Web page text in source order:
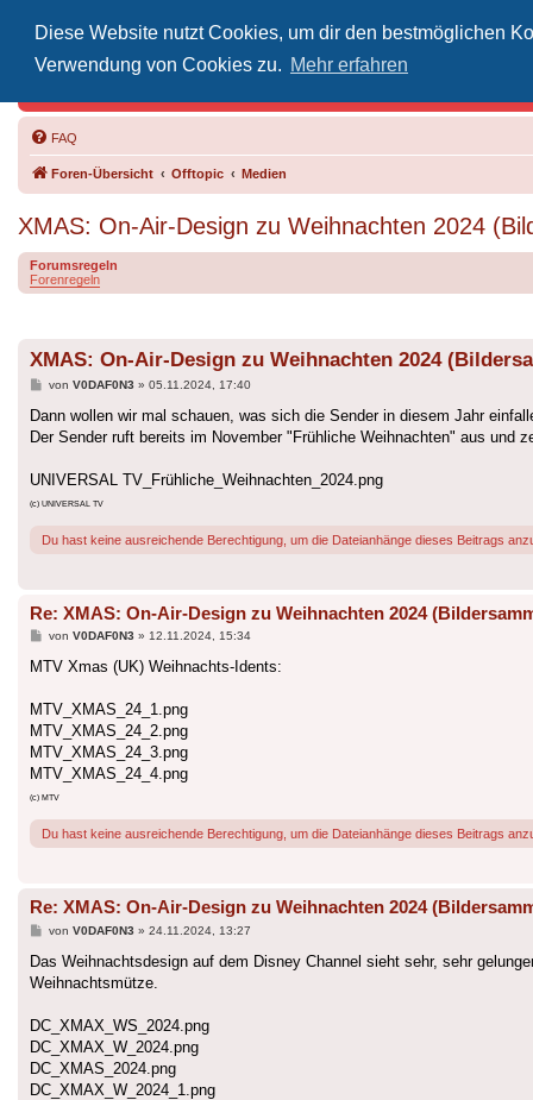
Diese Website nutzt Cookies, um dir den bestmöglichen
Verwendung von Cookies zu. Mehr erfahren
FAQ
Foren-Übersicht Offtopic Medien
XMAS: On-Air-Design zu Weihnachten 2024
Forumsregeln
Forenregeln
XMAS: On-Air-Design zu Weihnachten 2024
Beitrag
von V0DAF0N3 » 05.11.2024, 17:40
Dann wollen wir mal schauen, was sich die Sender in diesem Jahr
Der Sender ruft bereits im November "Frühliche Weihnachten" aus und
UNIVERSAL TV_Frühliche_Weihnachten_2024.png
(c) UNIVERSAL TV
Du hast keine ausreichende Berechtigung, um die Dateianhänge dieses Beitrags
Re: XMAS: On-Air-Design zu Weihnachten 2024
Beitrag
von V0DAF0N3» 12.11.2024, 15:34
MTV Xmas (UK) Weihnachts-Idents:
MTV_XMAS_24_1.png
MTV_XMAS_24_2.png
MTV_XMAS_24_3.png
MTV_XMAS_24_4.png
(c) MTV
Du hast keine ausreichende Berechtigung, um die Dateianhänge dieses Beitrags
Re: XMAS: On-Air-Design zu Weihnachten 2024
Beitrag
von V0DAF0N3 » 24.11.2024, 13:27
Das Weihnachtsdesign auf dem Disney Channel sieht sehr, sehr
Weihnachtsmütze.
DC_XMAX_WS_2024.png
DC_XMAX_W_2024.png
DC_XMAS_2024.png
DC_XMAX_W_2024_1.png